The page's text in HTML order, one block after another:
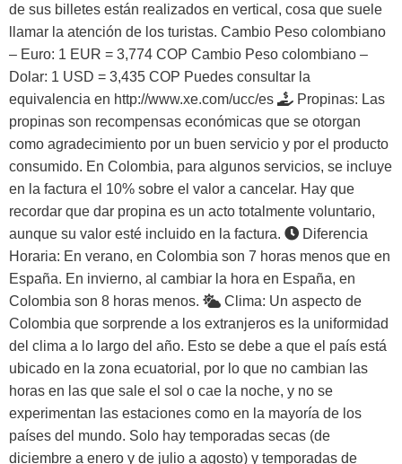
de sus billetes están realizados en vertical, cosa que suele
llamar la atención de los turistas. Cambio Peso colombiano
– Euro: 1 EUR = 3,774 COP Cambio Peso colombiano –
Dolar: 1 USD = 3,435 COP Puedes consultar la
equivalencia en http://www.xe.com/ucc/es Propinas: Las
propinas son recompensas económicas que se otorgan
como agradecimiento por un buen servicio y por el producto
consumido. En Colombia, para algunos servicios, se incluye
en la factura el 10% sobre el valor a cancelar. Hay que
recordar que dar propina es un acto totalmente voluntario,
aunque su valor esté incluido en la factura.
Diferencia
Horaria: En verano, en Colombia son 7 horas menos que en
España. En invierno, al cambiar la hora en España, en
Colombia son 8 horas menos.
Clima: Un aspecto de
Colombia que sorprende a los extranjeros es la uniformidad
del clima a lo largo del año. Esto se debe a que el país está
ubicado en la zona ecuatorial, por lo que no cambian las
horas en las que sale el sol o cae la noche, y no se
experimentan las estaciones como en la mayoría de los
países del mundo. Solo hay temporadas secas (de
diciembre a enero y de julio a agosto) y temporadas de